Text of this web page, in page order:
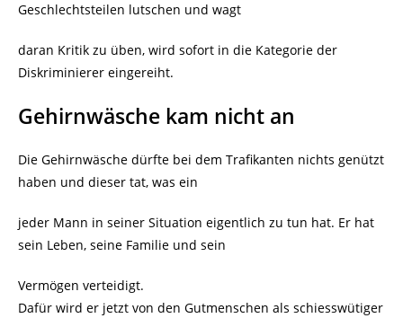
Geschlechtsteilen lutschen und wagt
daran Kritik zu üben, wird sofort in die Kategorie der
Diskriminierer eingereiht.
Gehirnwäsche kam nicht an
Die Gehirnwäsche dürfte bei dem Trafikanten nichts genützt
haben und dieser tat, was ein
jeder Mann in seiner Situation eigentlich zu tun hat. Er hat
sein Leben, seine Familie und sein
Vermögen verteidigt.
Dafür wird er jetzt von den Gutmenschen als schiesswütiger